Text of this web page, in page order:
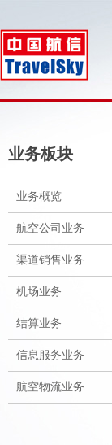
业务板块
业务概览
航空公司业务
渠道销售业务
机场业务
结算业务
信息服务业务
航空物流业务